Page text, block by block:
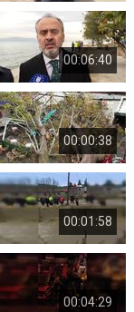
hale
bir
Türü
yıl
yıl
00:06:40
00:00:38
00:01:58
00:04:29